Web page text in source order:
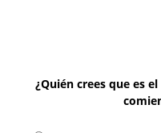
¿Quién crees que es